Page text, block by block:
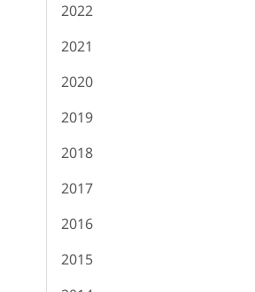
2022
2021
2020
2019
2018
2017
2016
2015